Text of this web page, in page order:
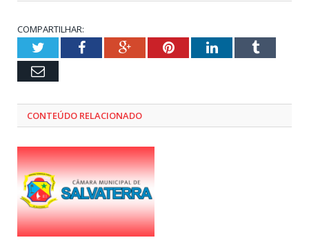
COMPARTILHAR:
TwitterFacebookGoogle+PinterestLinkedInTumblr
Email
CONTEÚDO RELACIONADO